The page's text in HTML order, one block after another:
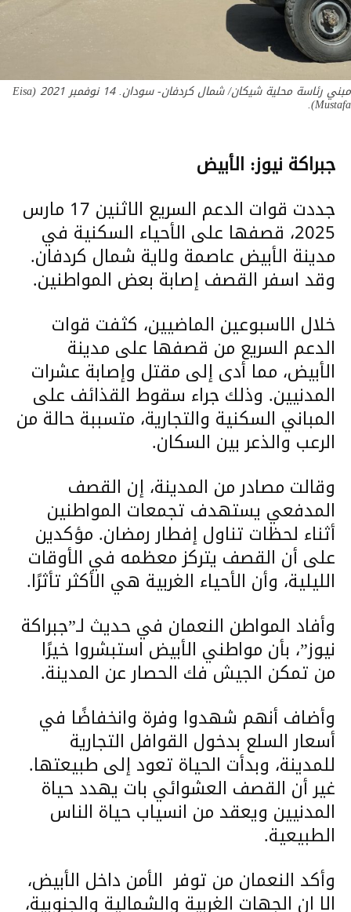
مبني رئاسة محلية شيكان/ شمال كردفان- سودان. 14 نوفمبر 2021 (Eisa
Mustafa).
جبراكة نيوز: الأبيض
جددت قوات الدعم السريع الاثنين 17 مارس
2025، قصفها على الأحياء السكنية في
مدينة الأبيض عاصمة ولاية شمال كردفان.
وقد اسفر القصف إصابة بعض المواطنين.
خلال الاسبوعين الماضيين، كثفت قوات
الدعم السريع من قصفها على مدينة
الأبيض، مما أدى إلى مقتل وإصابة عشرات
المدنيين. وذلك جراء سقوط القذائف على
المباني السكنية والتجارية، متسببة حالة من
الرعب والذعر بين السكان.
وقالت مصادر من المدينة، إن القصف
المدفعي يستهدف تجمعات المواطنين
أثناء لحظات تناول إفطار رمضان. مؤكدين
على أن القصف يتركز معظمه في الأوقات
الليلية، وأن الأحياء الغربية هي الأكثر تأثرًا.
وأفاد المواطن النعمان في حديث لـ”جبراكة
نيوز”، بأن مواطني الأبيض استبشروا خيرًا
من تمكن الجيش فك الحصار عن المدينة.
وأضاف أنهم شهدوا وفرة وانخفاضًا في
أسعار السلع بدخول القوافل التجارية
للمدينة، وبدأت الحياة تعود إلى طبيعتها.
غير أن القصف العشوائي بات يهدد حياة
المدنيين ويعقد من انسياب حياة الناس
الطبيعية.
وأكد النعمان من توفر الأمن داخل الأبيض،
الا ان الجهات الغربية والشمالية والجنوبية،